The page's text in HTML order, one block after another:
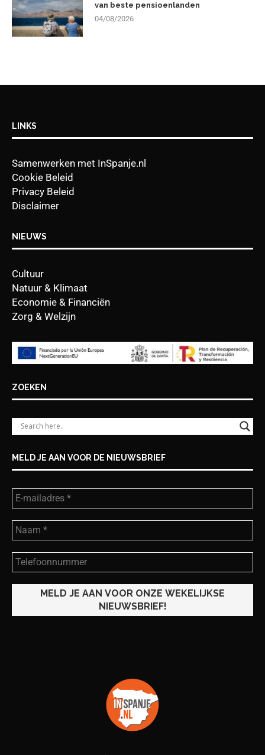
van beste pensioenlanden
04/08/2026
LINKS
Samenwerken met InSpanje.nl
Cookie Beleid
Privacy Beleid
Disclaimer
NIEUWS
Cultuur
Natuur & Klimaat
Economie & Financiën
Zorg & Welzijn
ZOEKEN
MELD JE AAN VOOR DE NIEUWSBRIEF